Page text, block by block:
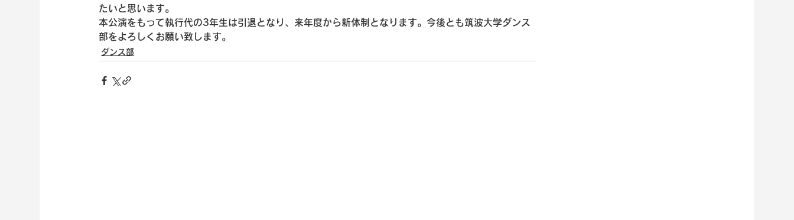
たいと思います。
本公演をもって執行代の3年生は引退となり、来年度から新体制となります。今後とも筑波大学ダンス
部をよろしくお願い致します。
ダンス部